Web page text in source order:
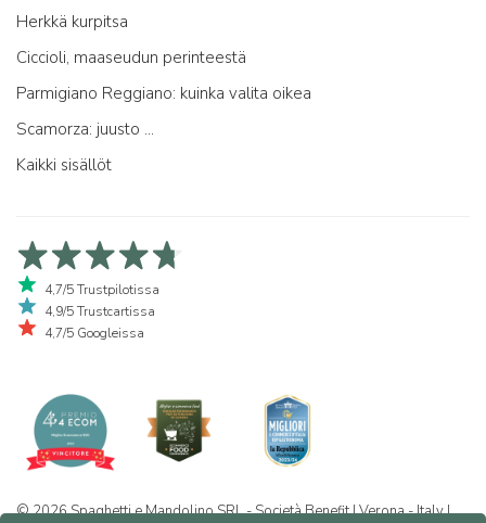
Herkkä kurpitsa
Ciccioli, maaseudun perinteestä
Parmigiano Reggiano: kuinka valita oikea
Scamorza: juusto ...
Kaikki sisällöt
4,7/5 Trustpilotissa
4,9/5 Trustcartissa
4,7/5 Googleissa
© 2026 Spaghetti e Mandolino SRL - Società Benefit | Verona - Italy |